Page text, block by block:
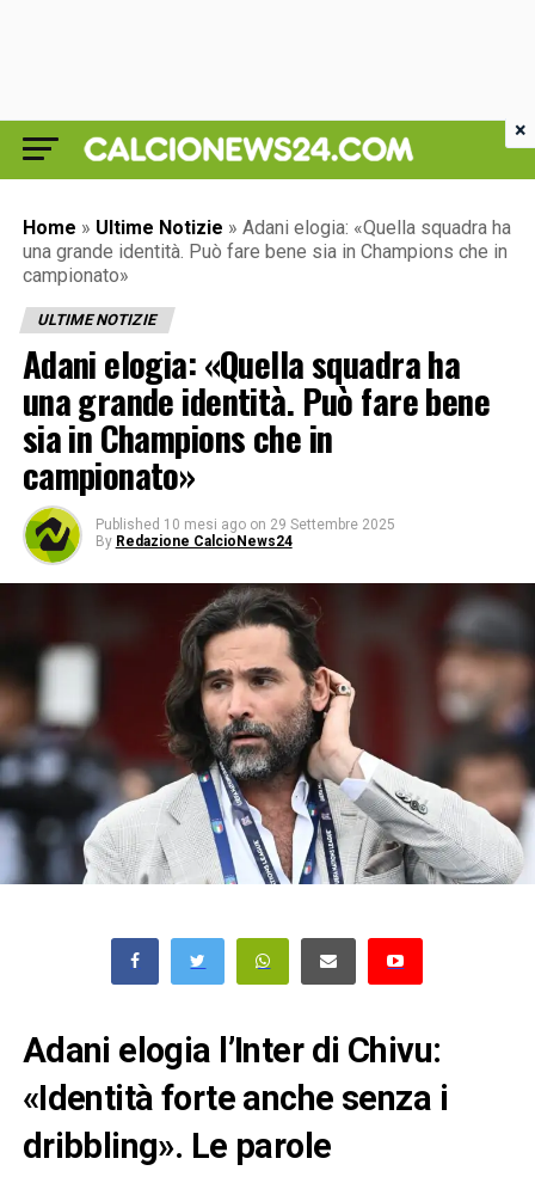
Home » Ultime Notizie » Adani elogia: «Quella squadra ha
una grande identità. Può fare bene sia in Champions che in
campionato»
ULTIME NOTIZIE
Adani elogia: «Quella squadra ha
una grande identità. Può fare bene
sia in Champions che in
campionato»
Published 10 mesi ago on 29 Settembre 2025
By Redazione CalcioNews24
Adani elogia l’Inter di Chivu:
«Identità forte anche senza i
dribbling». Le parole
×